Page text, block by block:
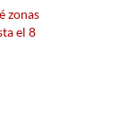
zonas
el 8